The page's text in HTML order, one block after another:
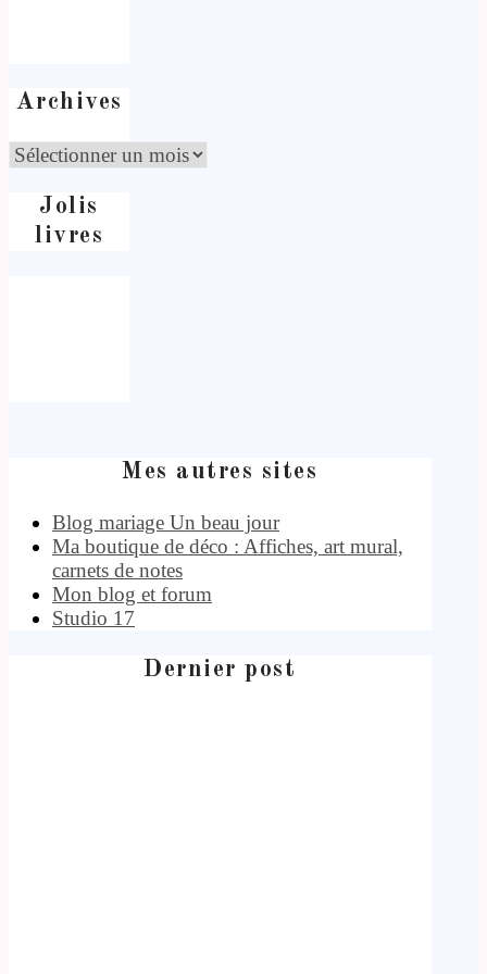
Archives
Jolis
livres
Mes autres sites
Blog mariage Un beau jour
Ma boutique de déco : Affiches, art mural,
carnets de notes
Mon blog et forum
Studio 17
Dernier post